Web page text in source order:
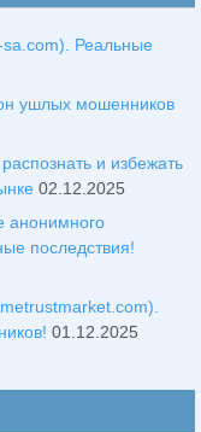
sa.com). Реальные
ушлых мошенников
и избежать
02.12.2025
анонимного
последствия!
01.12.2025